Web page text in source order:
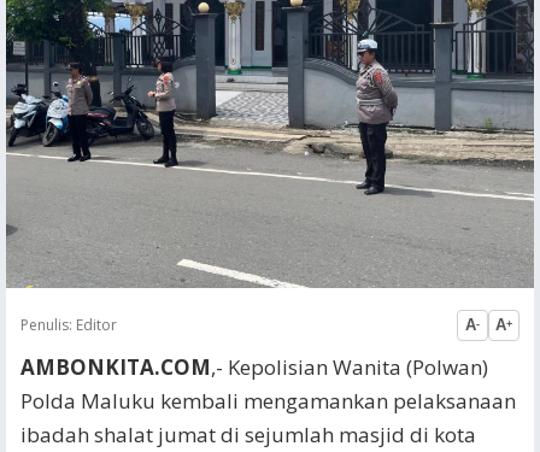
Penulis: Editor A- A+
AMBONKITA.COM,- Kepolisian Wanita (Polwan)
Polda Maluku kembali mengamankan pelaksanaan
ibadah shalat jumat di sejumlah masjid di kota